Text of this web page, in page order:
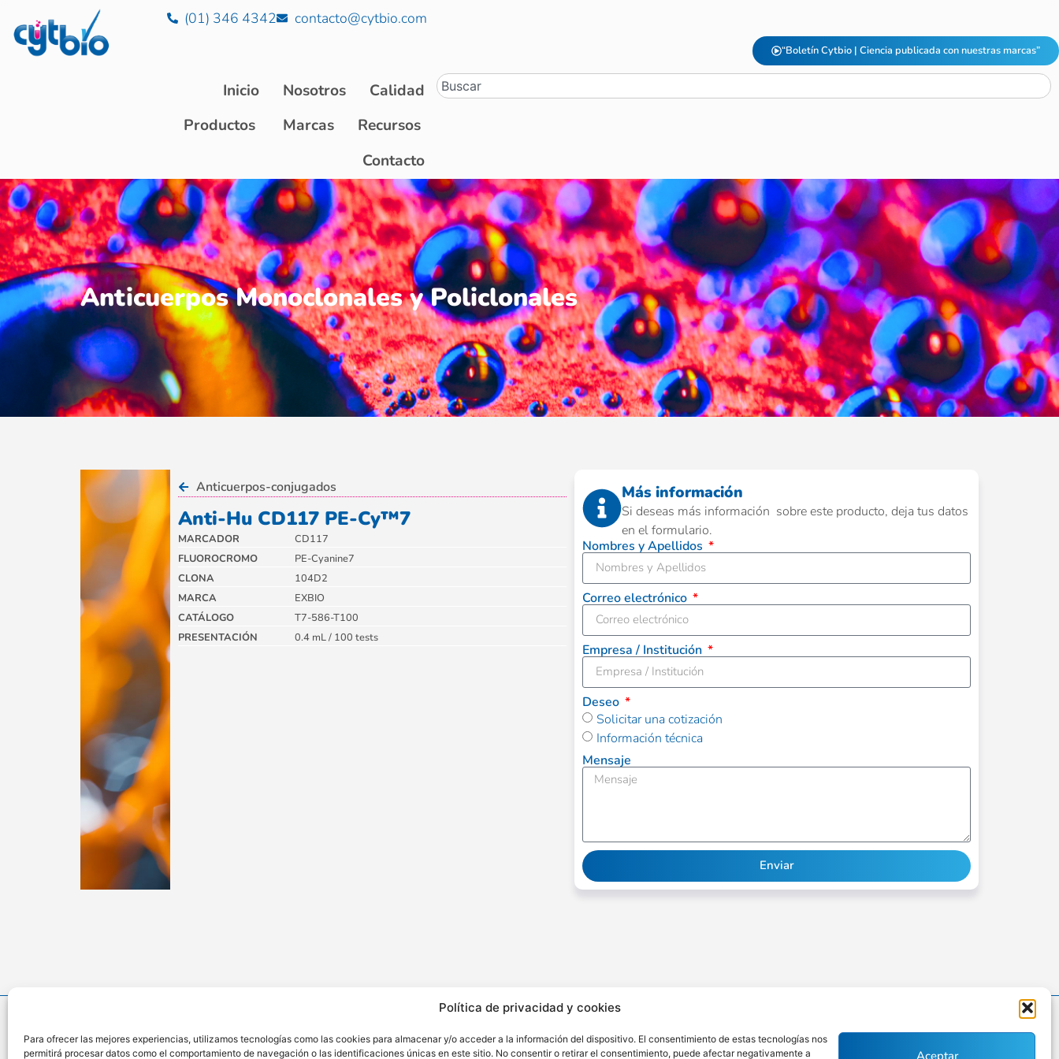
Política de privacidad y cookies
Para ofrecer las mejores experiencias, utilizamos tecnologías como las cookies para almacenar y/o acceder a la información del dispositivo. El consentimiento de estas tecnologías nos
permitirá procesar datos como el comportamiento de navegación o las identificaciones únicas en este sitio. No consentir o retirar el consentimiento, puede afectar negativamente a
Aceptar
(01) 346 4342 contacto@cytbio.com
“Boletín Cytbio | Ciencia publicada con nuestras marcas”
Inicio Nosotros
Calidad
Productos
Marcas
Recursos
Contacto
Anticuerpos Monoclonales y Policlonales
Anticuerpos-conjugados
Anti-Hu CD117 PE-Cy™7
MARCADOR
CD117
FLUOROCROMO
PE-Cyanine7
CLONA
104D2
MARCA
EXBIO
CATÁLOGO
T7-586-T100
PRESENTACIÓN
0.4 mL / 100 tests
Más información
Si deseas más información sobre este producto, deja tus datos
en el formulario.
Nombres y Apellidos
Correo electrónico
Empresa / Institución
Deseo
Solicitar una cotización
Información técnica
Mensaje
Enviar
Alternative: